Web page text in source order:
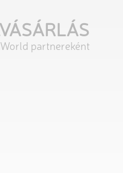
partnereként